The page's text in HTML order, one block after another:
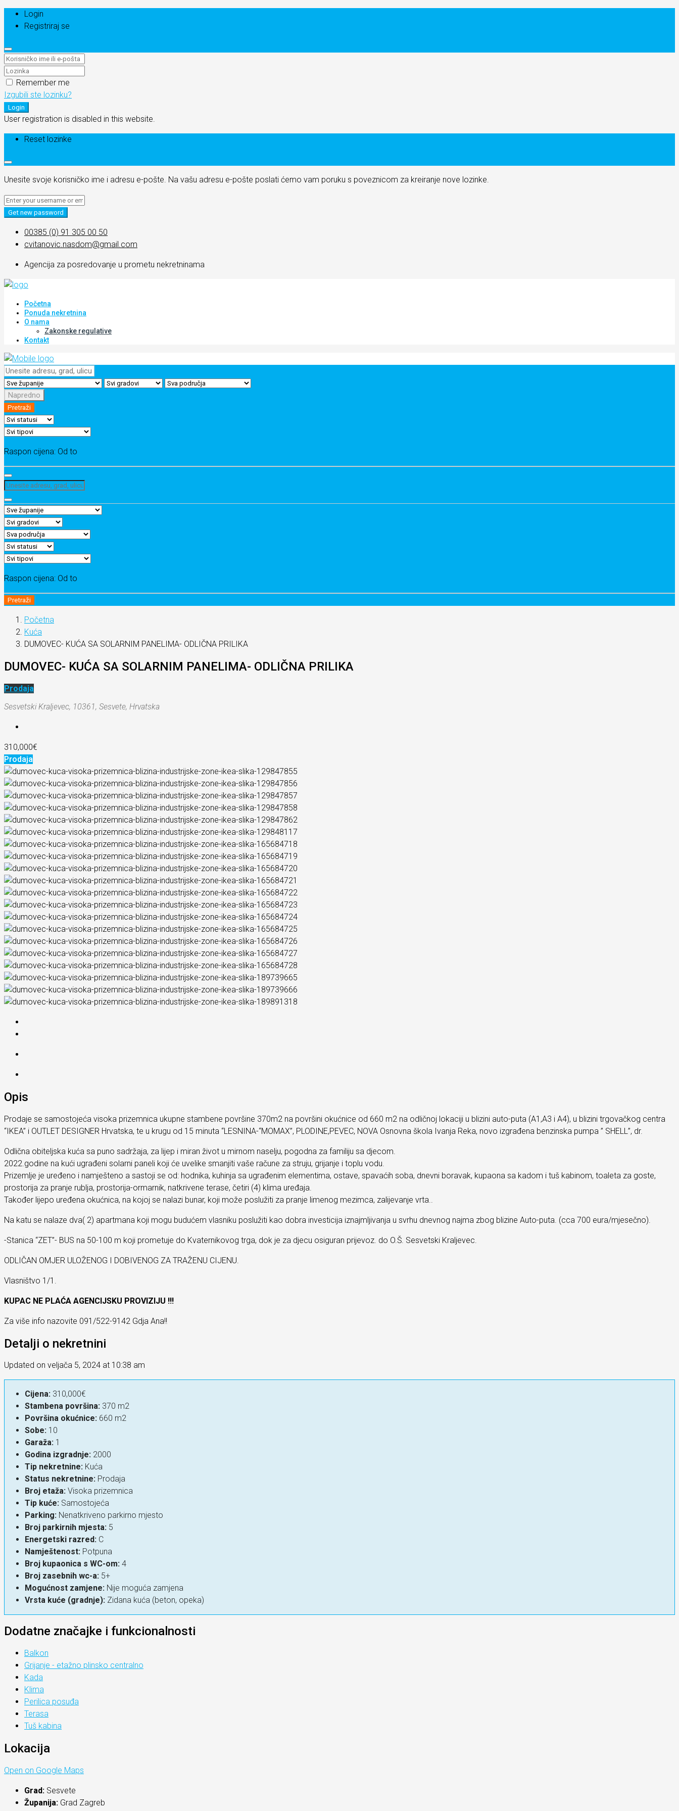
Login
Registriraj se
Remember me
Izgubili ste lozinku?
Login
User registration is disabled in this website.
Reset lozinke
Unesite svoje korisničko ime i adresu e-pošte. Na vašu adresu e-pošte poslati ćemo vam poruku s poveznicom za kreiranje nove lozinke.
Get new password
00385 (0) 91 305 00 50
cvitanovic.nasdom@gmail.com
Agencija za posredovanje u prometu nekretninama
Početna
Ponuda nekretnina
O nama
Zakonske regulative
Kontakt
Napredno
Pretraži
Raspon cijena: Od to
Raspon cijena: Od to
Pretraži
Početna
Kuća
DUMOVEC- KUĆA SA SOLARNIM PANELIMA- ODLIČNA PRILIKA
DUMOVEC- KUĆA SA SOLARNIM PANELIMA- ODLIČNA PRILIKA
Prodaja
Sesvetski Kraljevec, 10361, Sesvete, Hrvatska
310,000€
Prodaja
Opis
Prodaje se samostojeća visoka prizemnica ukupne stambene površine 370m2 na površini okućnice od 660 m2 na odličnoj lokaciji u blizini auto-puta (A1,A3 i A4), u blizini trgovačkog centra
“IKEA” i OUTLET DESIGNER Hrvatska, te u krugu od 15 minuta “LESNINA-“MOMAX”, PLODINE,PEVEC, NOVA Osnovna škola Ivanja Reka, novo izgrađena benzinska pumpa ” SHELL”, dr.
Odlična obiteljska kuća sa puno sadržaja, za lijep i miran život u mirnom naselju, pogodna za familiju sa djecom.
2022.godine na kući ugrađeni solarni paneli koji će uvelike smanjiti vaše račune za struju, grijanje i toplu vodu.
Prizemlje je uređeno i namješteno a sastoji se od: hodnika, kuhinja sa ugrađenim elementima, ostave, spavaćih soba, dnevni boravak, kupaona sa kadom i tuš kabinom, toaleta za goste,
prostorija za pranje rublja, prostorija-ormarnik, natkrivene terase, četiri (4) klima uređaja.
Također lijepo uređena okućnica, na kojoj se nalazi bunar, koji može poslužiti za pranje limenog mezimca, zalijevanje vrta..
Na katu se nalaze dva( 2) apartmana koji mogu budućem vlasniku poslužiti kao dobra investicija iznajmljivanja u svrhu dnevnog najma zbog blizine Auto-puta. (cca 700 eura/mjesečno).
-Stanica “ZET”- BUS na 50-100 m koji prometuje do Kvaternikovog trga, dok je za djecu osiguran prijevoz. do O.Š. Sesvetski Kraljevec.
ODLIČAN OMJER ULOŽENOG I DOBIVENOG ZA TRAŽENU CIJENU.
Vlasništvo 1/1.
KUPAC NE PLAĆA AGENCIJSKU PROVIZIJU !!!
Za više info nazovite 091/522-9142 Gdja Ana!!
Detalji o nekretnini
Updated on veljača 5, 2024 at 10:38 am
Cijena: 310,000€
Stambena površina: 370 m2
Površina okućnice: 660 m2
Sobe: 10
Garaža: 1
Godina izgradnje: 2000
Tip nekretnine: Kuća
Status nekretnine: Prodaja
Broj etaža: Visoka prizemnica
Tip kuće: Samostojeća
Parking: Nenatkriveno parkirno mjesto
Broj parkirnih mjesta: 5
Energetski razred: C
Namještenost: Potpuna
Broj kupaonica s WC-om: 4
Broj zasebnih wc-a: 5+
Mogućnost zamjene: Nije moguća zamjena
Vrsta kuće (gradnje): Zidana kuća (beton, opeka)
Dodatne značajke i funkcionalnosti
Balkon
Grijanje - etažno plinsko centralno
Kada
Klima
Perilica posuđa
Terasa
Tuš kabina
Lokacija
Open on Google Maps
Grad: Sesvete
Županija: Grad Zagreb